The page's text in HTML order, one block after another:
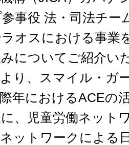
事役 法・司法チー
オスにおける事業
についてご紹介い
り、スマイル・ガ
年におけるACEの
、児童労働ネット
ットワークによる